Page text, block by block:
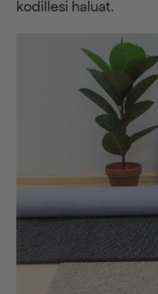
kodillesi haluat.